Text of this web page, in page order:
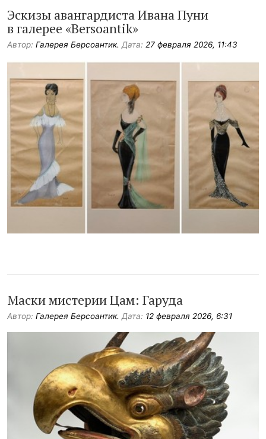
Эскизы авангардиста Ивана Пуни
в галерее «Bersoantik»
Автор: Галерея Берсоантик. Дата: 27 февраля 2026, 11:43
Маски мистерии Цам: Гаруда
Автор: Галерея Берсоантик. Дата: 12 февраля 2026, 6:31